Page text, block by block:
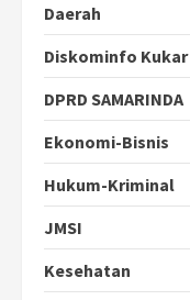
Daerah
Diskominfo Kukar
DPRD SAMARINDA
Ekonomi-Bisnis
Hukum-Kriminal
JMSI
Kesehatan